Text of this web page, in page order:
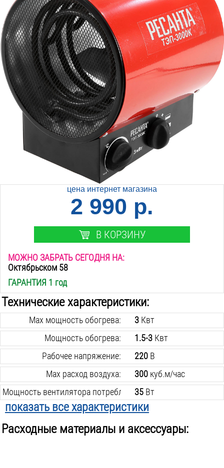
цена интернет магазина
2 990 р.
В КОРЗИНУ
МОЖНО ЗАБРАТЬ СЕГОДНЯ НА:
Октябрьском 58
ГАРАНТИЯ 1 год
Технические характеристики:
Max мощность обогрева: 3Квт
Мощность обогрева:
1.5-3Квт
Рабочее напряжение:
220В
Max расход воздуха:
300куб.м/час
Мощность вентилятора потребляемая:
35Вт
Режимов работы:
3
Вес инструмента:
3.3кг
показать все характеристики
Расходные материалы и аксессуары: